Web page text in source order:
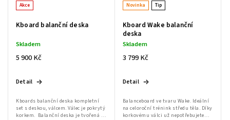
Akce
Kboard balanční deska
Skladem
5 900 Kč
Detail
Kboards balanční deska kompletní
set s deskou, válcem. Válec je pokrytý
korkem. Balanční deska je tvořená ze
Novinka Tip
Kboard Wake balanční
deska
Skladem
3 799 Kč
Detail
Balanceboard ve tvaru Wake. Ideální
na celoroční trénink středu těla. Díky
korkovému válci už nepotřebujete